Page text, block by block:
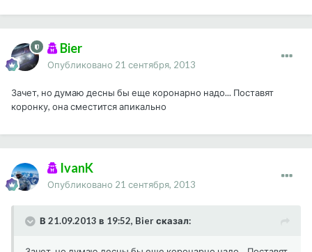
Bier
Опубликовано 21 сентября, 2013
Зачет, но думаю десны бы еще коронарно надо... Поставят
коронку, она сместится апикально
IvanK
Опубликовано 21 сентября, 2013
В 21.09.2013 в 19:52, Bier сказал: